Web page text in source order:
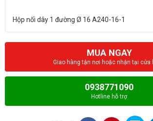
MUA NGAY
Giao hàng tận nơi hoặc nhận tại cửa
0938771090
Hotline hỗ trợ